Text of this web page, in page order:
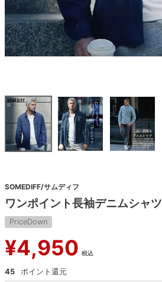
SOMEDIFF/サムディフ
ワンポイント長袖デニムシャツ
PriceDown
¥4,950 税込
45